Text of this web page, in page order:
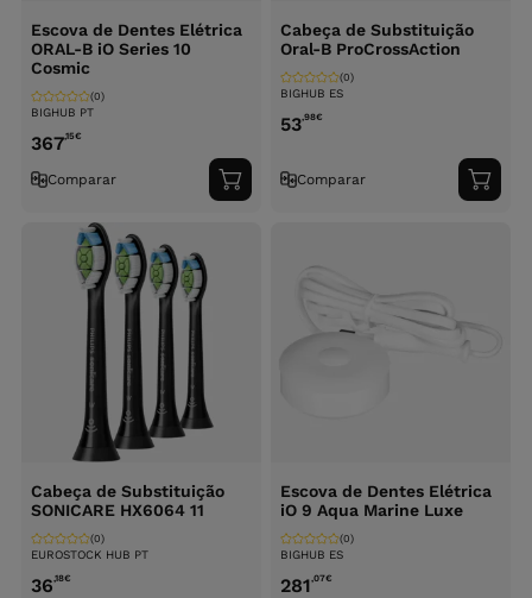
Escova de Dentes Elétrica
ORAL-B iO Series 10
Cosmic
BIGHUB PT
(0)
367,15€
Comparar
Adicionar
ao
Cabeça de Substituição
Oral-B ProCrossAction
BIGHUB ES
(0)
53,98€
Comparar
ao
Cabeça de Substituição
SONICARE HX6064 11
EUROSTOCK HUB PT
(0)
36,18€
Escova de Dentes Elétrica
iO 9 Aqua Marine Luxe
BIGHUB ES
(0)
281,07€